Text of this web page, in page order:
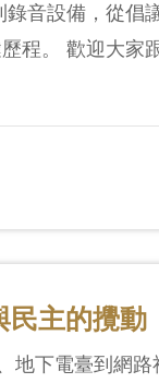
音設備，從倡
程。 歡迎大家
民主的攪動
地下電臺到網